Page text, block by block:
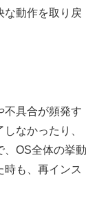
な動作を取り戻
不具合が頻発す
なかったり、
、OS全体の挙動
時も、再インス